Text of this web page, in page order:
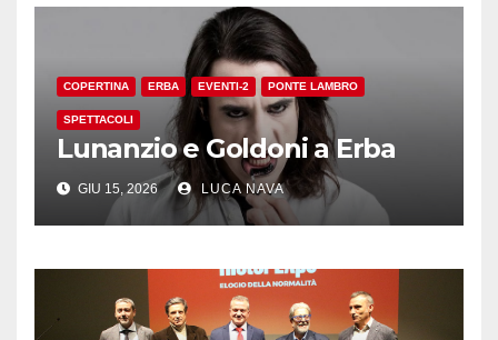
COPERTINA ERBA EVENTI-2 PONTE LAMBRO
SPETTACOLI
Lunanzio e Goldoni a Erba
GIU 15, 2026 LUCA NAVA